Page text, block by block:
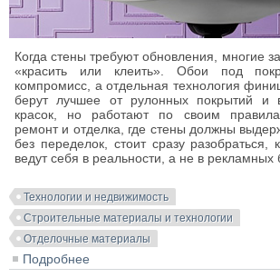
Когда стены требуют обновления, многие
«красить или клеить». Обои под
компромисс, а отдельная технология
берут лучшее от рулонных покрытий и
красок, но работают по своим
ремонт и отделка, где стены должны
без переделок, стоит сразу разобраться,
ведут себя в реальности, а не в рекламных
Технологии и недвижимость
Строительные материалы и технологии
Отделочные материалы
Подробнее